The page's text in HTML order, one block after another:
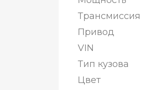
Трансмиссия
Привод
VIN
Тип кузова
Цвет